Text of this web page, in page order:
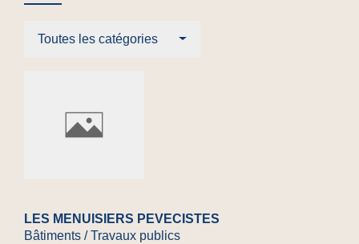
Toutes les catégories
LES MENUISIERS PEVECISTES
Bâtiments / Travaux publics